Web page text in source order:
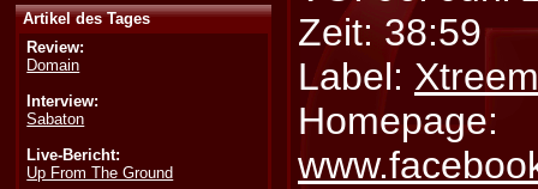
Artikel des Tages
Review:
Domain
Interview:
Sabaton
Live-Bericht:
Up From The Ground
Zeit: 38:59
Label:
Homepage: